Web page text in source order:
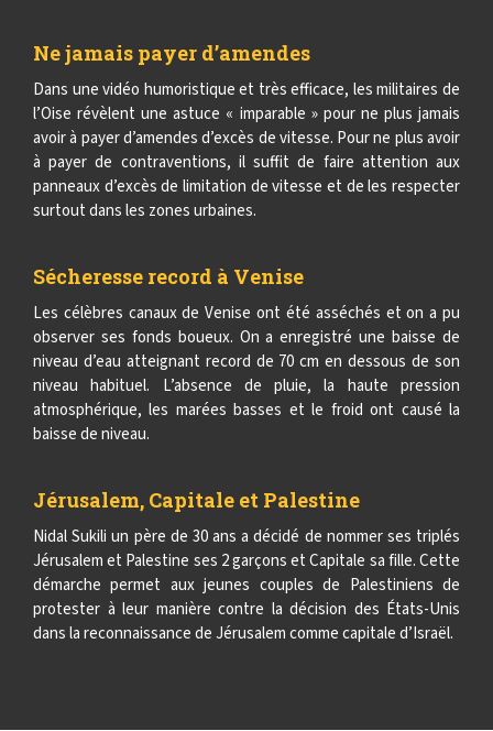
Ne jamais payer d’amendes
Dans une vidéo humoristique et très efficace, les militaires de
l’Oise révèlent une astuce « imparable » pour ne plus jamais
avoir à payer d’amendes d’excès de vitesse. Pour ne plus avoir
à payer de contraventions, il suffit de faire attention aux
panneaux d’excès de limitation de vitesse et de les respecter
surtout dans les zones urbaines.
Sécheresse record à Venise
Les célèbres canaux de Venise ont été asséchés et on a pu
observer ses fonds boueux. On a enregistré une baisse de
niveau d’eau atteignant record de 70 cm en dessous de son
niveau habituel. L’absence de pluie, la haute pression
atmosphérique, les marées basses et le froid ont causé la
baisse de niveau.
Jérusalem, Capitale et Palestine
Nidal Sukili un père de 30 ans a décidé de nommer ses triplés
Jérusalem et Palestine ses 2 garçons et Capitale sa fille. Cette
démarche permet aux jeunes couples de Palestiniens de
protester à leur manière contre la décision des États-Unis
dans la reconnaissance de Jérusalem comme capitale d’Israël.